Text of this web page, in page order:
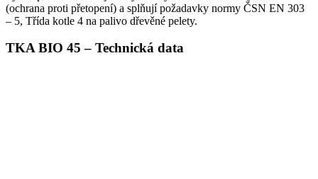
(ochrana proti přetopení) a splňují požadavky normy ČSN EN 303
– 5, Třída kotle 4 na palivo dřevěné pelety.
TKA BIO 45 – Technická data